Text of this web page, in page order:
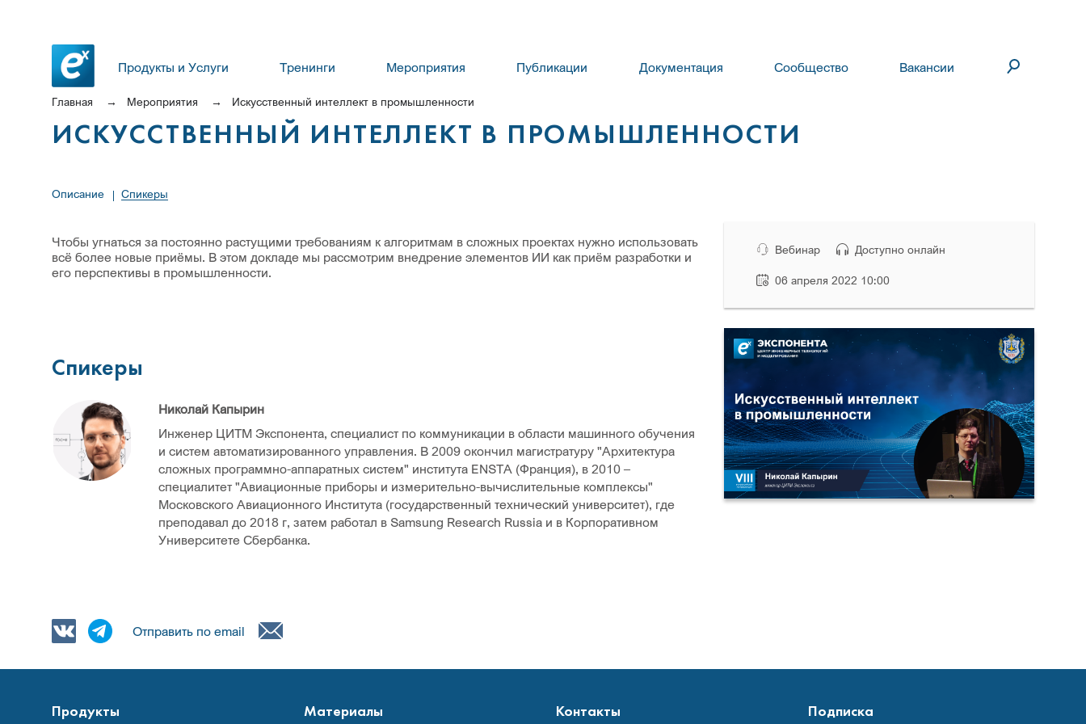
Продукты и Услуги Тренинги Мероприятия Публикации Документация Сообщество Вакансии
Главная Мероприятия Искусственный интеллект в промышленности
ИСКУССТВЕННЫЙ ИНТЕЛЛЕКТ В ПРОМЫШЛЕННОСТИ
Описание Спикеры
Вебинар Доступно онлайн
06 апреля 2022 10:00
Чтобы угнаться за постоянно растущими требованиям к алгоритмам в сложных проектах нужно использовать
всё более новые приёмы. В этом докладе мы рассмотрим внедрение элементов ИИ как приём разработки и
его перспективы в промышленности.
Спикеры
Николай Капырин
Инженер ЦИТМ Экспонента, специалист по коммуникации в области машинного обучения
и систем автоматизированного управления. В 2009 окончил магистратуру "Архитектура
сложных программно-аппаратных систем" института ENSTA (Франция), в 2010 –
специалитет "Авиационные приборы и измерительно-вычислительные комплексы"
Московского Авиационного Института (государственный технический университет), где
преподавал до 2018 г, затем работал в Samsung Research Russia и в Корпоративном
Университете Сбербанка.
Отправить по email
Продукты Материалы Контакты Подписка